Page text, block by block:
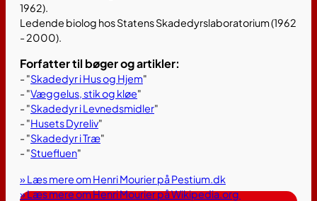
1962).
Ledende biolog hos Statens Skadedyrslaboratorium (1962
- 2000).
Forfatter til bøger og artikler:
- "Skadedyr i Hus og Hjem"
- "Væggelus, stik og kløe"
- "Skadedyr i Levnedsmidler"
- "Husets Dyreliv"
- "Skadedyr i Træ"
- "Stuefluen"
» Læs mere om Henri Mourier på Pestium.dk
» Læs mere om Henri Mourier på Wikipedia.org